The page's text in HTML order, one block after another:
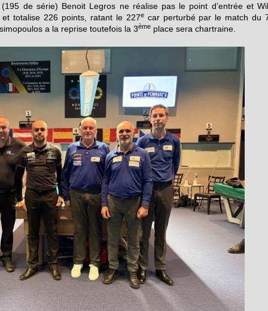
de série) Benoit Legros ne réalise pas le point d’entrée et
totalise 226 points, ratant le 227ecar perturbé par le match du
a la reprise toutefois la 3ème place sera chartraine.